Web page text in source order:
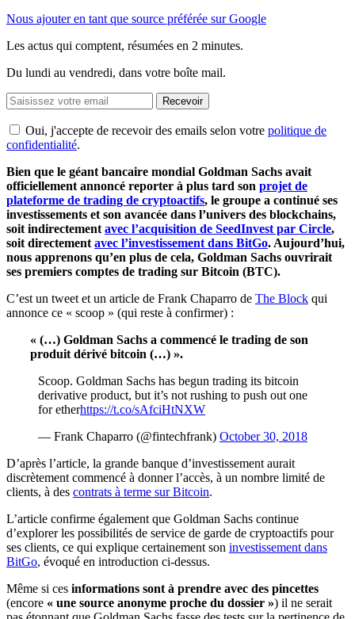
Nous ajouter en tant que source préférée sur Google
Les actus qui comptent, résumées en 2 minutes.
Du lundi au vendredi, dans votre boîte mail.
Recevoir
Oui, j'accepte de recevoir des emails selon votre politique de
confidentialité.
Bien que le géant bancaire mondial Goldman Sachs avait
officiellement annoncé reporter à plus tard son projet de
plateforme de trading de cryptoactifs, le groupe a continué ses
investissements et son avancée dans l’univers des blockchains,
soit indirectement avec l’acquisition de SeedInvest par Circle,
soit directement avec l’investissement dans BitGo. Aujourd’hui,
nous apprenons qu’en plus de cela, Goldman Sachs ouvrirait
ses premiers comptes de trading sur Bitcoin (BTC).
C’est un tweet et un article de Frank Chaparro de The Block qui
annonce ce « scoop » (qui reste à confirmer) :
« (…) Goldman Sachs a commencé le trading de son
produit dérivé bitcoin (…) ».
Scoop. Goldman Sachs has begun trading its bitcoin
derivative product, but it’s not rushing to push out one
for etherhttps://t.co/sAfciHtNXW
— Frank Chaparro (@fintechfrank) October 30, 2018
D’après l’article, la grande banque d’investissement aurait
discrètement commencé à donner l’accès, à un nombre limité de
clients, à des contrats à terme sur Bitcoin.
L’article confirme également que Goldman Sachs continue
d’explorer les possibilités de service de garde de cryptoactifs pour
ses clients, ce qui explique certainement son investissement dans
BitGo, évoqué en introduction ci-dessus.
Même si ces informations sont à prendre avec des pincettes
(encore « une source anonyme proche du dossier ») il ne serait